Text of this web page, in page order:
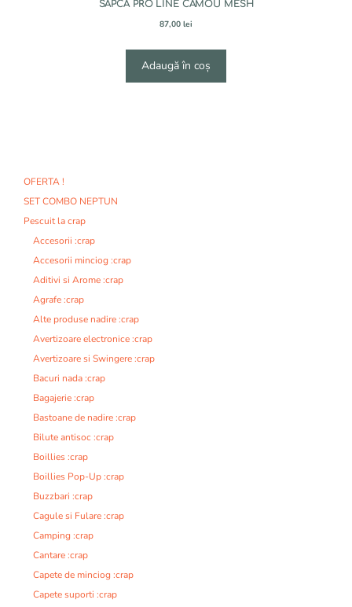
SAPCA PRO LINE CAMOU MESH
87,00 lei
Adaugă în coș
OFERTA !
SET COMBO NEPTUN
Pescuit la crap
Accesorii :crap
Accesorii minciog :crap
Aditivi si Arome :crap
Agrafe :crap
Alte produse nadire :crap
Avertizoare electronice :crap
Avertizoare si Swingere :crap
Bacuri nada :crap
Bagajerie :crap
Bastoane de nadire :crap
Bilute antisoc :crap
Boillies :crap
Boillies Pop-Up :crap
Buzzbari :crap
Cagule si Fulare :crap
Camping :crap
Cantare :crap
Capete de minciog :crap
Capete suporti :crap